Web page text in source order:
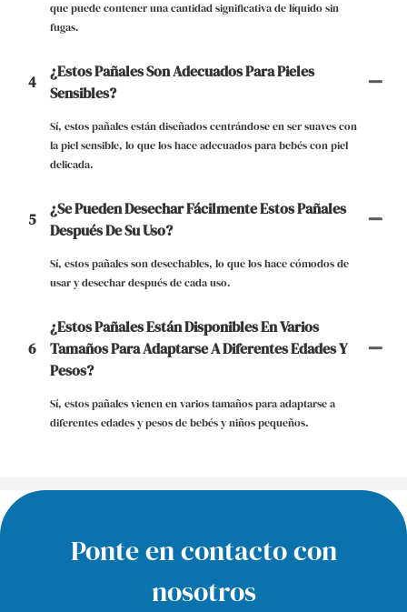
que puede contener una cantidad significativa de líquido sin
fugas.
4
¿Estos Pañales Son Adecuados Para Pieles
Sensibles?
Sí, estos pañales están diseñados centrándose en ser suaves con
la piel sensible, lo que los hace adecuados para bebés con piel
delicada.
5
¿Se Pueden Desechar Fácilmente Estos Pañales
Después De Su Uso?
Sí, estos pañales son desechables, lo que los hace cómodos de
usar y desechar después de cada uso.
6
¿Estos Pañales Están Disponibles En Varios
Tamaños Para Adaptarse A Diferentes Edades Y
Pesos?
Sí, estos pañales vienen en varios tamaños para adaptarse a
diferentes edades y pesos de bebés y niños pequeños.
Ponte en contacto con
nosotros